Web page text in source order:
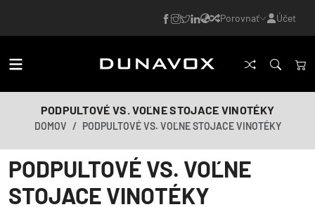
Porovnať Účet
PODPULTOVÉ VS. VOĽNE STOJACE VINOTÉKY
DOMOV PODPULTOVÉ VS. VOĽNE STOJACE VINOTÉKY
PODPULTOVÉ VS. VOĽNE
STOJACE VINOTÉKY